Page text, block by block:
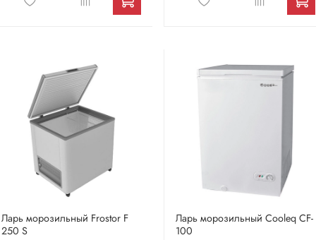
Ларь морозильный Frostor F
250 S
Ларь морозильный Cooleq CF-
100